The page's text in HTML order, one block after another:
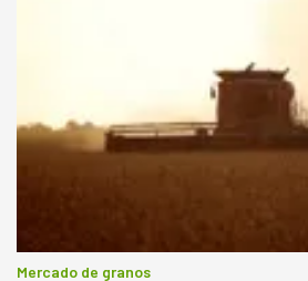
Mercado de granos